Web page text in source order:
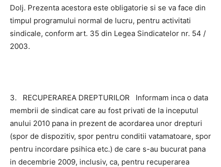
Dolj. Prezenta acestora este obligatorie si se va face din
timpul programului normal de lucru, pentru activitati
sindicale, conform art. 35 din Legea Sindicatelor nr. 54 /
2003.
3. RECUPERAREA DREPTURILOR Informam inca o data
membrii de sindicat care au fost privati de la inceputul
anului 2010 pana in prezent de acordarea unor drepturi
(spor de dispozitiv, spor pentru conditii vatamatoare, spor
pentru incordare psihica etc.) de care s-au bucurat pana
in decembrie 2009, inclusiv, ca, pentru recuperarea